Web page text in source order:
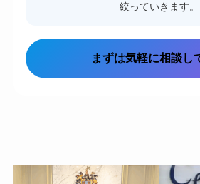
絞っていきます。
まずは気軽に相談し